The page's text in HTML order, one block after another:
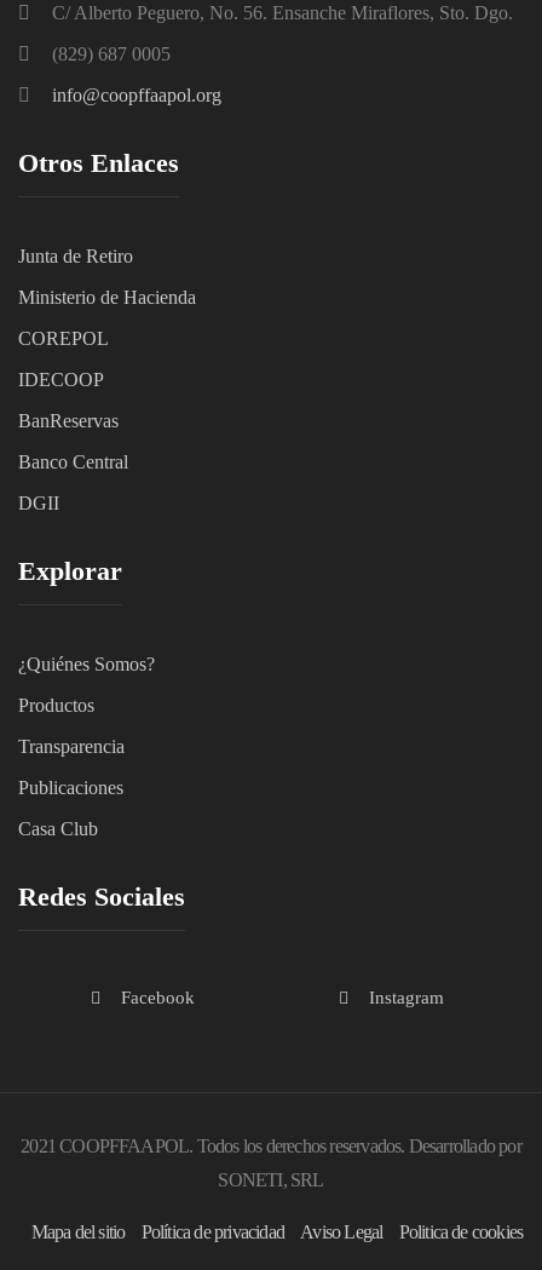
C/ Alberto Peguero, No. 56. Ensanche Miraflores, Sto. Dgo.
(829) 687 0005
info@coopffaapol.org
Otros Enlaces
Junta de Retiro
Ministerio de Hacienda
COREPOL
IDECOOP
BanReservas
Banco Central
DGII
Explorar
¿Quiénes Somos?
Productos
Transparencia
Publicaciones
Casa Club
Redes Sociales
Facebook Instagram
2021 COOPFFAAPOL. Todos los derechos reservados. Desarrollado por
SONETI, SRL
Mapa del sitio Política de privacidad Aviso Legal Politica de cookies